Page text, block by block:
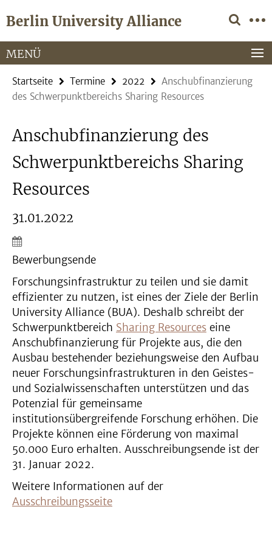
direkt
Inhalt
Berlin University Alliance
Service-
Navigation
MENÜ
Startseite Termine 2022
Anschubfinanzierung
des Schwerpunktbereichs Sharing Resources
Anschubfinanzierung des
Schwerpunktbereichs Sharing
Resources
31.01.2022
Bewerbungsende
Forschungsinfrastruktur zu teilen und sie damit
effizienter zu nutzen, ist eines der Ziele der Berlin
University Alliance (BUA). Deshalb schreibt der
Schwerpunktbereich Sharing Resources eine
Anschubfinanzierung für Projekte aus, die den
Ausbau bestehender beziehungsweise den Aufbau
neuer Forschungsinfrastrukturen in den Geistes-
und Sozialwissenschaften unterstützen und das
Potenzial für gemeinsame
institutionsübergreifende Forschung erhöhen. Die
Projekte können eine Förderung von maximal
50.000 Euro erhalten. Ausschreibungsende ist der
31. Januar 2022.
Weitere Informationen auf der
Ausschreibungsseite